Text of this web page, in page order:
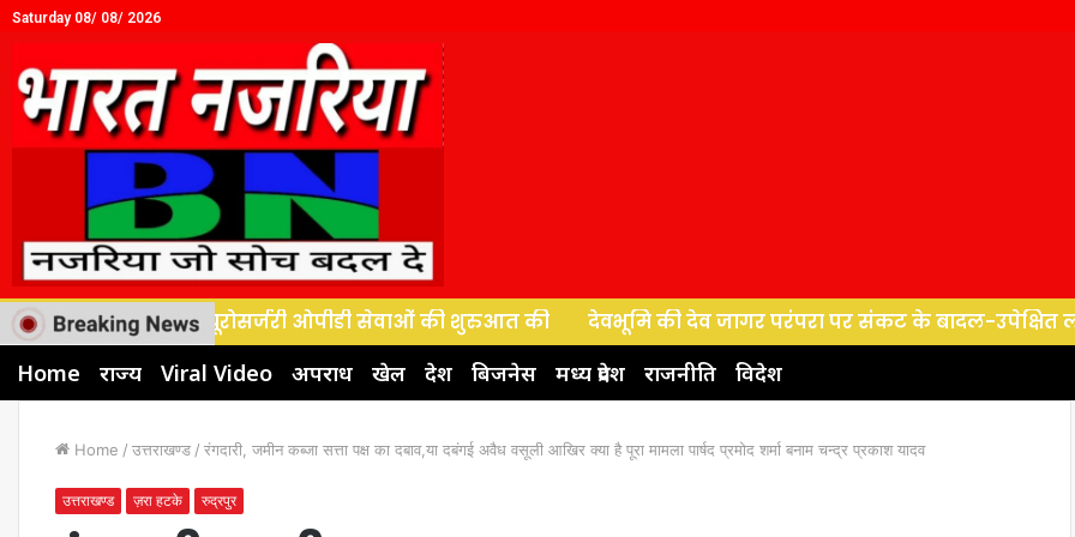
Saturday 08/ 08/ 2026
वैशाली ने न्यूरोसर्जरी ओपीडी सेवाओं की शुरुआत की देवभूमि की देव जागर परंपरा पर संकट के बादल-उपेक्षित लोक
Home राज्य Viral Video अपराध खेल देश बिजनेस मध्य प्रदेश राजनीति विदेश
Home / उत्तराखण्ड / रंगदारी, जमीन कब्जा सत्ता पक्ष का दबाव,या दबंगई अवैध वसूली आखिर क्या है पूरा मामला पार्षद प्रमोद शर्मा बनाम चन्द्र प्रकाश यादव
उत्तराखण्ड ज़रा हटके रुद्रपुर